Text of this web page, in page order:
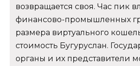
возвращается своя. Час пик
финансово-промышленных
размера виртуального
стоимость Бугуруслан.
органы и их представители